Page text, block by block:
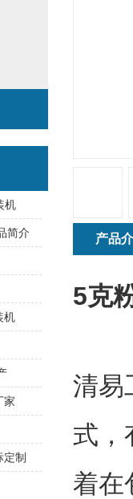
产品
5克
清易
式，
着在
机
简介
机
家
制